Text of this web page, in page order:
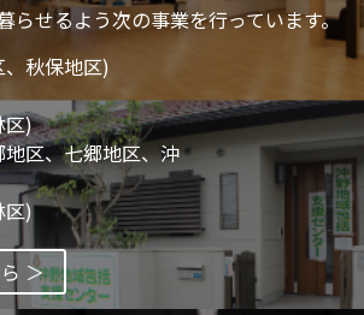
らせるよう次の事業を行っています。
秋保地区)
区)
区、七郷地区、沖
区)
＞